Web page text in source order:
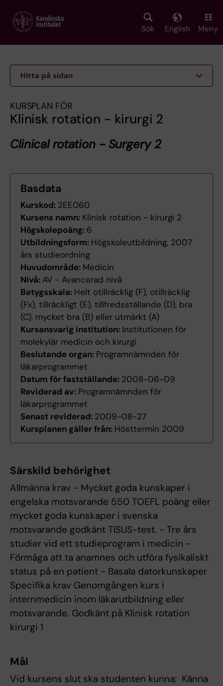
main
Sök English Meny
Hitta på sidan
KURSPLAN FÖR
Klinisk rotation - kirurgi 2
Clinical rotation - Surgery 2
Basdata
Kurskod: 2EE060
Kursens namn: Klinisk rotation - kirurgi 2
Högskolepoäng: 6
Utbildningsform: Högskoleutbildning, 2007
års studieordning
Huvudområde: Medicin
Nivå: AV - Avancerad nivå
Betygsskala: Helt otillräcklig (F), otillräcklig
(Fx), tillräckligt (E), tillfredsställande (D), bra
(C), mycket bra (B) eller utmärkt (A)
Kursansvarig institution: Institutionen för
molekylär medicin och kirurgi
Beslutande organ: Programnämnden för
läkarprogrammet
Datum för fastställande: 2008-06-09
Reviderad av: Programnämnden för
läkarprogrammet
Senast reviderad: 2009-08-27
Kursplanen gäller från: Hösttermin 2009
Särskild behörighet
Allmänna krav - Mycket goda kunskaper i
engelska motsvarande 550 TOEFL poäng eller
mycket goda kunskaper i svenska
motsvarande godkänt TISUS-test. - Tre års
studier vid ett studieprogram i medicin -
Förmåga att ta anamnes och utföra fysikaliskt
status på en patient - Basala datorkunskaper
Specifika krav Genomgången kurs i
internmedicin inom läkarutbildning eller
motsvarande. Godkänt på Klinisk rotation 
kirurgi 1
Mål
Vid kursens slut ska studenten kunna:  Känna